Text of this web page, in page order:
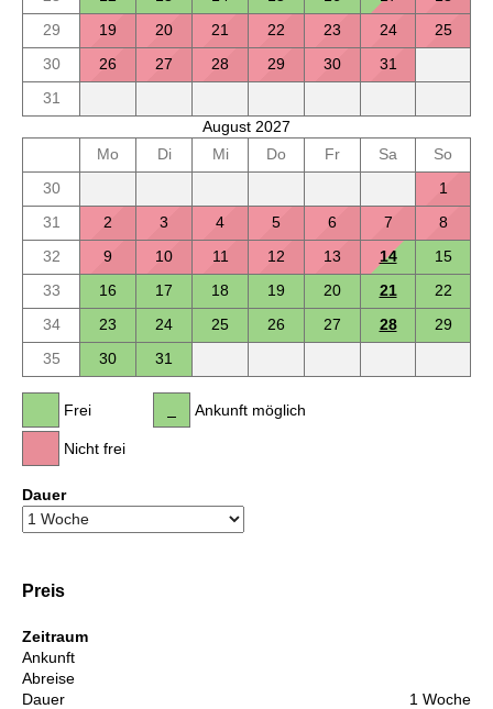
29
19 20 21 22 23 24
25
30
26 27 28 29 30
31
31
August 2027
Mo
Di Mi Do Fr Sa
So
30
1
31
2 3 4 5 6 7
8
32
9 10 11 12 13 14
15
33
16 17 18 19 20 21
22
34
23 24 25 26 27 28
29
35
30 31
Frei
Nicht frei
Ankunft möglich
Dauer
Preis
Zeitraum
Ankunft
Abreise
Dauer
1 Woche